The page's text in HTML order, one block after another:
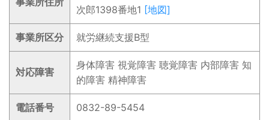
次郎1398番地1 [地図]
事業所区分 就労継続支援B型
対応障害
身体障害 視覚障害 聴覚障害 内部障害 知
的障害 精神障害
電話番号 0832-89-5454